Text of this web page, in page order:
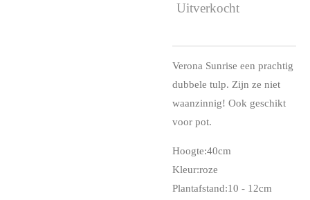
Uitverkocht
Verona Sunrise een prachtig
dubbele tulp. Zijn ze niet
waanzinnig! Ook geschikt
voor pot.
Hoogte:40cm
Kleur:roze
Plantafstand:10 - 12cm